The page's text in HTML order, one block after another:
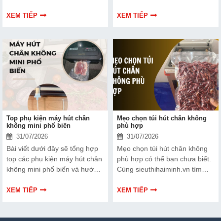
cùng tìm hiểu để đưa ra quyết
XEM TIẾP
Bài viết dưới đây sẽ giúp bạn
XEM TIẾP
Top phụ kiện máy hút chân
không mini phổ biến
31/07/2026
Bài viết dưới đây sẽ tổng hợp
top các phụ kiện máy hút chân
không mini phổ biến và hướng
chuẩn kỹ thuật ngay tại nhà.
XEM TIẾP
Mẹo chọn túi hút chân không
phù hợp
31/07/2026
Mẹo chọn túi hút chân không
phù hợp có thể bạn chưa biết.
Cùng sieuthihaiminh.vn tìm
thông tin bài viết dưới đây nhé!
XEM TIẾP